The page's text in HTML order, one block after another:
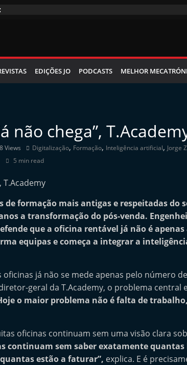
EDIÇÕES JO PODCASTS MELHOR
não chega”,
Views Digitalização, Formação, Inteligência artificial, Jorge
5 min read
de formação mais antigas e respeitadas do
a transformação do pós-venda.
que a oficina rentável já não é
equipas e começa a integrar a
já não se mede apenas pelo número
geral da T.Academy, o problema central
o maior problema não é falta de
oficinas continuam sem uma visão clara
continuam sem saber exatamente quantas
estão a faturar”, explica. E é